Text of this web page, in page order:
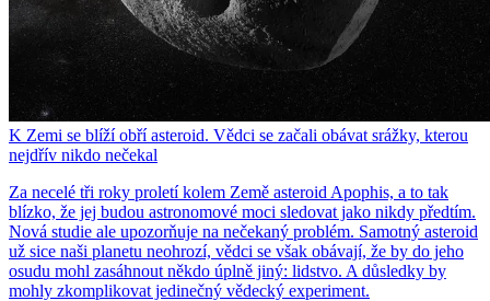
K Zemi se blíží obří asteroid. Vědci se začali obávat srážky, kterou
nejdřív nikdo nečekal
Za necelé tři roky proletí kolem Země asteroid Apophis, a to tak
blízko, že jej budou astronomové moci sledovat jako nikdy předtím.
Nová studie ale upozorňuje na nečekaný problém. Samotný asteroid
už sice naši planetu neohrozí, vědci se však obávají, že by do jeho
osudu mohl zasáhnout někdo úplně jiný: lidstvo. A důsledky by
mohly zkomplikovat jedinečný vědecký experiment.